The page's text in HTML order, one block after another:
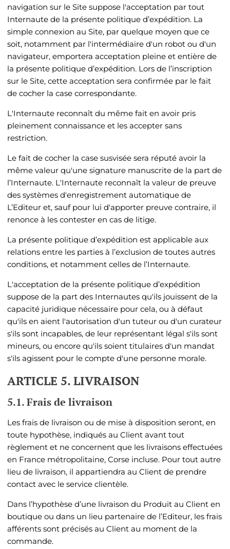
navigation sur le Site suppose l'acceptation par tout
Internaute de la présente politique d’expédition. La
simple connexion au Site, par quelque moyen que ce
soit, notamment par l'intermédiaire d'un robot ou d'un
navigateur, emportera acceptation pleine et entière de
la présente politique d’expédition. Lors de l’inscription
sur le Site, cette acceptation sera confirmée par le fait
de cocher la case correspondante.
L'Internaute reconnaît du même fait en avoir pris
pleinement connaissance et les accepter sans
restriction.
Le fait de cocher la case susvisée sera réputé avoir la
même valeur qu'une signature manuscrite de la part de
l’Internaute. L'Internaute reconnaît la valeur de preuve
des systèmes d'enregistrement automatique de
L’Editeur et, sauf pour lui d'apporter preuve contraire, il
renonce à les contester en cas de litige.
La présente politique d’expédition est applicable aux
relations entre les parties à l’exclusion de toutes autres
conditions, et notamment celles de l’Internaute.
L'acceptation de la présente politique d’expédition
suppose de la part des Internautes qu'ils jouissent de la
capacité juridique nécessaire pour cela, ou à défaut
qu'ils en aient l'autorisation d'un tuteur ou d'un curateur
s'ils sont incapables, de leur représentant légal s'ils sont
mineurs, ou encore qu'ils soient titulaires d'un mandat
s'ils agissent pour le compte d'une personne morale.
ARTICLE 5. LIVRAISON
5.1. Frais de livraison
Les frais de livraison ou de mise à disposition seront, en
toute hypothèse, indiqués au Client avant tout
règlement et ne concernent que les livraisons effectuées
en France métropolitaine, Corse incluse. Pour tout autre
lieu de livraison, il appartiendra au Client de prendre
contact avec le service clientèle.
Dans l’hypothèse d’une livraison du Produit au Client en
boutique ou dans un lieu partenaire de l’Editeur, les frais
afférents sont précisés au Client au moment de la
commande.